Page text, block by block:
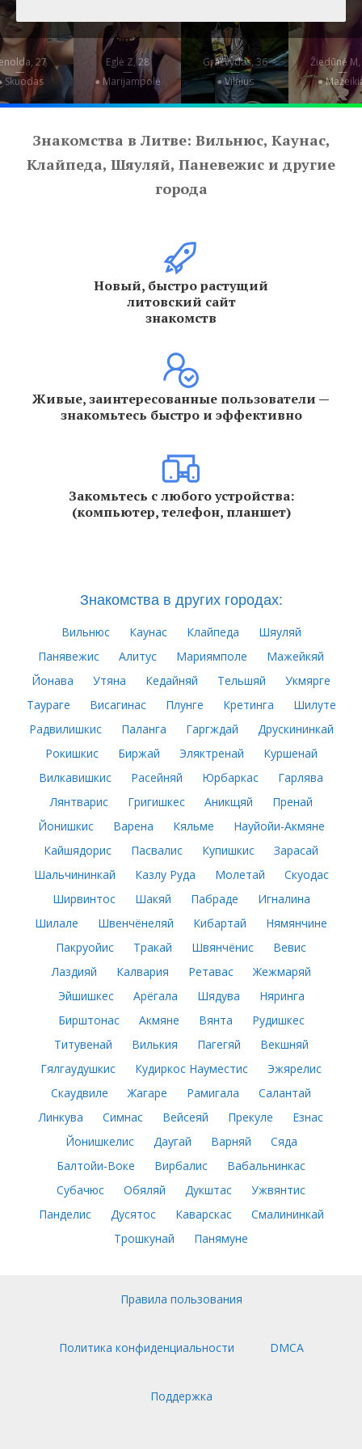
27
—
Skuodas
Eglė Z, 28
—
● Marijampolė
Gražvydas, 36
—
● Vilnius
Žiedūnė
—
●
Знакомства в Литве: Вильнюс, Каунас,
Клайпеда, Шяуляй, Паневежис и другие
города
Новый, быстро растущий
литовский сайт
знакомств
Живые, заинтересованные пользователи —
знакомьтесь быстро и эффективно
Закомьтесь с любого устройства:
(компьютер, телефон, планшет)
Знакомства в других городах:
Вильнюс Каунас Клайпеда
Шяуляй
Панявежис
Алитус Мариямполе
Мажейкяй
Йонава
Утяна Кедайняй Тельшяй
Укмярге
Таураге
Висагинас Плунге Кретинга
Шилуте
Радвилишкис
Паланга Гаргждай
Друскининкай
Рокишкис
Биржай Эляктренай
Куршенай
Вилкавишкис
Расейняй Юрбаркас
Гарлява
Лянтварис
Григишкес Аникщяй
Пренай
Йонишкис
Варена Кяльме
Науйойи-Акмяне
Кайшядорис
Пасвалис Купишкис
Зарасай
Шальчининкай
Казлу Руда Молетай
Скуодас
Ширвинтос
Шакяй Пабраде
Игналина
Шилале
Швенчёнеляй Кибартай
Нямянчине
Пакруойис
Тракай Швянчёнис
Вевис
Лаздияй
Калвария Ретавас
Жежмаряй
Эйшишкес
Арёгала Шядува
Няринга
Бирштонас
Акмяне Вянта
Рудишкес
Титувенай
Вилькия Пагегяй
Векшняй
Гялгаудушкис
Кудиркос Науместис
Эжярелис
Скаудвиле
Жагаре Рамигала
Салантай
Линкува
Симнас Вейсеяй Прекуле
Езнас
Йонишкелис
Даугай Варняй
Сяда
Балтойи-Воке
Вирбалис
Вабальнинкас
Субачюс
Обяляй Дукштас
Ужвянтис
Панделис
Дусятос Каварскас
Смалининкай
Трошкунай
Панямуне
Правила пользования
Политика конфиденциальности DMCA
Поддержка